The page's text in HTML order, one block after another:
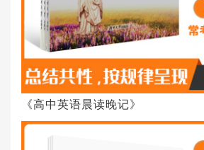
《高中英语晨读晚记》